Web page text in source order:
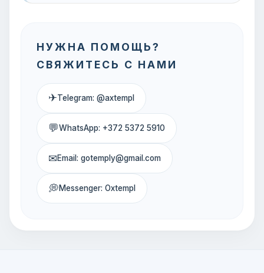
НУЖНА ПОМОЩЬ?
СВЯЖИТЕСЬ С НАМИ
✈Telegram: @axtempl
💬WhatsApp: +372 5372 5910
✉Email: gotemply@gmail.com
💭Messenger: Oxtempl